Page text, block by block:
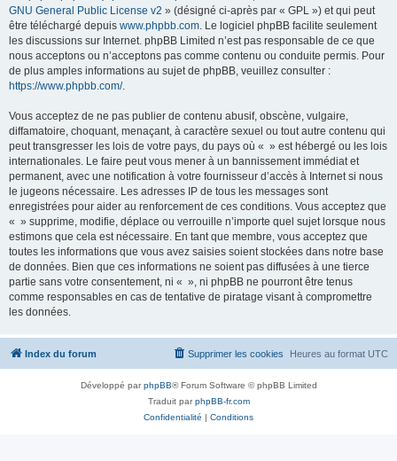
GNU General Public License v2 » (désigné ci-après par « GPL ») et qui peut
être téléchargé depuis www.phpbb.com. Le logiciel phpBB facilite seulement
les discussions sur Internet. phpBB Limited n’est pas responsable de ce que
nous acceptons ou n’acceptons pas comme contenu ou conduite permis. Pour
de plus amples informations au sujet de phpBB, veuillez consulter :
https://www.phpbb.com/.
Vous acceptez de ne pas publier de contenu abusif, obscène, vulgaire,
diffamatoire, choquant, menaçant, à caractère sexuel ou tout autre contenu qui
peut transgresser les lois de votre pays, du pays où « » est hébergé ou les lois
internationales. Le faire peut vous mener à un bannissement immédiat et
permanent, avec une notification à votre fournisseur d’accès à Internet si nous
le jugeons nécessaire. Les adresses IP de tous les messages sont
enregistrées pour aider au renforcement de ces conditions. Vous acceptez que
« » supprime, modifie, déplace ou verrouille n’importe quel sujet lorsque nous
estimons que cela est nécessaire. En tant que membre, vous acceptez que
toutes les informations que vous avez saisies soient stockées dans notre base
de données. Bien que ces informations ne soient pas diffusées à une tierce
partie sans votre consentement, ni « », ni phpBB ne pourront être tenus
comme responsables en cas de tentative de piratage visant à compromettre
les données.
Index du forum Heures au format UTC
Supprimer les cookies
Développé parphpBB® Forum Software © phpBB Limited
Traduit parphpBB-fr.com
Confidentialité | Conditions